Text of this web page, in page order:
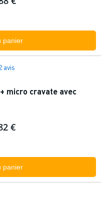
panier
avis
micro cravate avec
€
panier